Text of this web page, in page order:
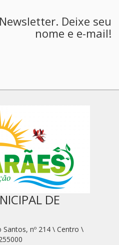
Deixe seu
nome e e-mail!
DE
Santos, nº 214 \ Centro \